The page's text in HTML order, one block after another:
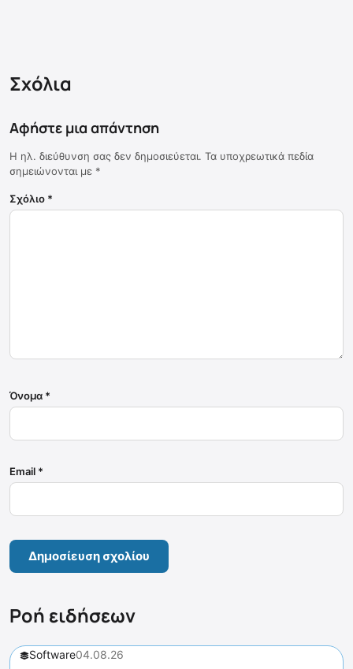
Σχόλια
Αφήστε μια απάντηση
Η ηλ. διεύθυνση σας δεν δημοσιεύεται. Τα υποχρεωτικά πεδία
σημειώνονται με *
Σχόλιο *
Όνομα *
Email *
Ροή ειδήσεων
Software04.08.26